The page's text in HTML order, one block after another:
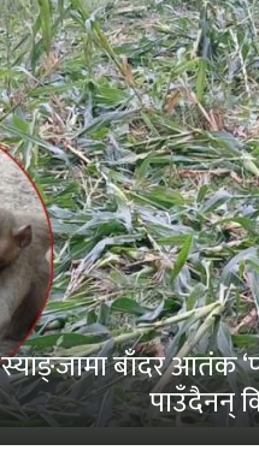
स्याङ्जामा बाँदर आतंक
पाउँदैनन्